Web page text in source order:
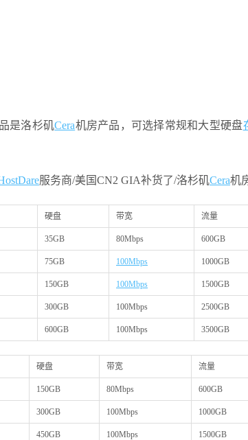
是洛杉矶Cera机房产品，可选择常规和大型硬盘
服务商/美国CN2 GIA补货了/洛杉矶Cera机
硬盘 带宽 流量
35GB 80Mbps 600GB
75GB 100Mbps 1000GB
150GB 100Mbps 1500GB
300GB 100Mbps 2500GB
600GB 100Mbps 3500GB
硬盘 带宽 流量
150GB 80Mbps 600GB
300GB 100Mbps 1000GB
450GB 100Mbps 1500GB